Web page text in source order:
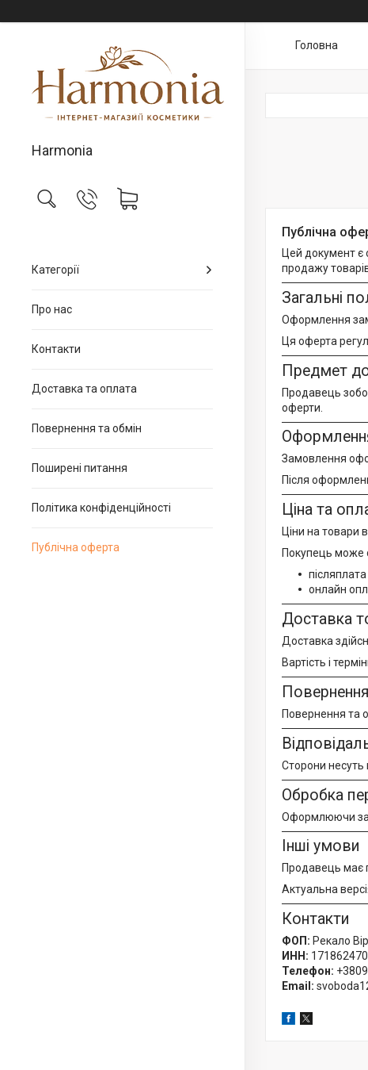
Harmonia
Категорії
Про нас
Контакти
Доставка та оплата
Повернення та обмін
Поширені питання
Політика конфіденційності
Публічна оферта
Головна
Публічна
Цей документ є
продажу
Загальні
Оформлення
Ця оферта
Предмет
Продавець
оферти.
Замовлення
Після
Ціна та
Ціни на товари
Покупець може
онлайн
Доставка
Доставка
Вартість і
Повернення та
Сторони несуть
Обробка
Оформлюючи
Інші умови
Продавець має
Актуальна
Контакти
ФОП: Рекало
ИНН:
Телефон:
Email: